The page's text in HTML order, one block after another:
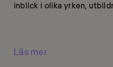
inblick i olika yrken,
Läs mer